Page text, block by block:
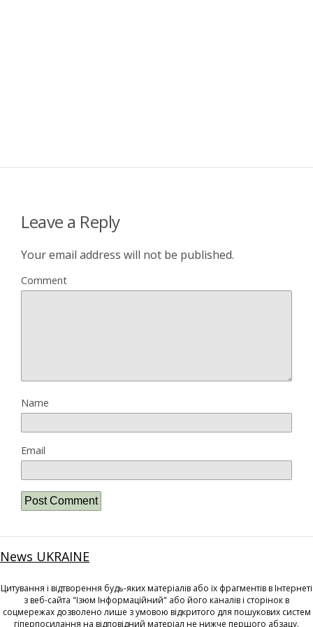
Leave a Reply
Your email address will not be published.
Comment
Name
Email
News UKRAINE
Цитування і відтворення будь-яких матеріалів або їх фрагментів в Інтернеті
з веб-сайта "Ізюм Інформаційний" або його каналів і сторінок в
соцмережах дозволено лише з умовою відкритого для пошукових систем
гіперпосилання на відповідний матеріал не нижче першого абзацу.